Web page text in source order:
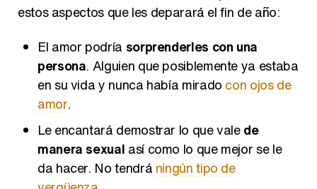
persona. Alguien que posiblemente ya estaba
en su vida y nunca había miradocon ojos de
amor.
Le encantará demostrar lo que vale
manera sexualasí como lo que mejor se le
da hacer. No tendráningún tipo de
vergüenza.